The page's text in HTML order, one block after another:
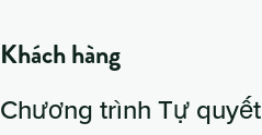
Khách hàng
Chương trình Tự quyết